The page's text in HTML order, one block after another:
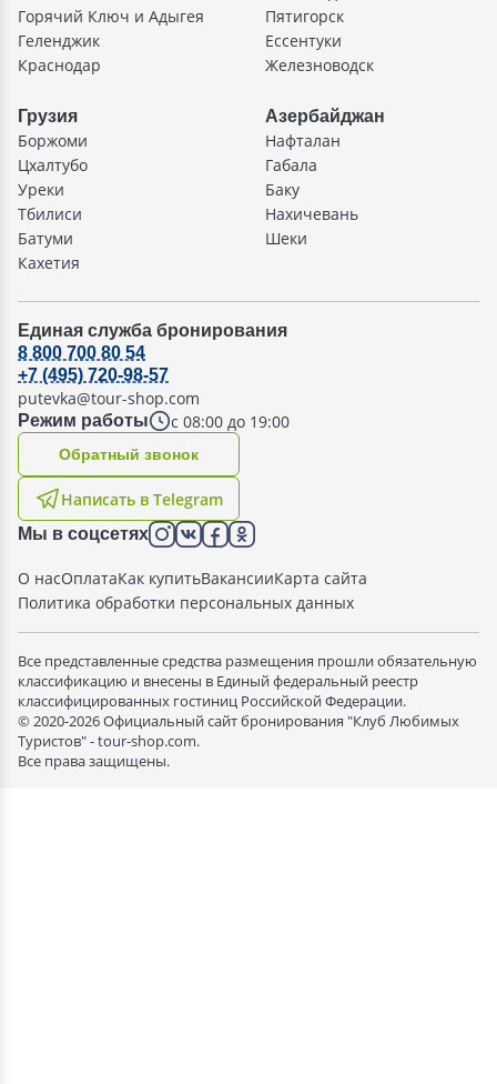
Горячий Ключ и Адыгея
Геленджик
Краснодар
Пятигорск
Ессентуки
Железноводск
Грузия
Боржоми
Цхалтубо
Уреки
Тбилиси
Батуми
Кахетия
Азербайджан
Нафталан
Габала
Баку
Нахичевань
Шеки
Единая служба бронирования
Режим работы с 08:00 до 19:00
8 800 700 80 54
+7 (495) 720-98-57
putevka@tour-shop.com
Написать в Telegram
Oбратный звонок
Мы в соцсетях
О насОплатаКак купитьВакансииКарта сайта
Политика обработки персональных данных
Все представленные средства размещения прошли обязательную
классификацию и внесены в Единый федеральный реестр
классифицированных гостиниц Российской Федерации.
© 2020-2026 Официальный сайт бронирования "Клуб Любимых
Туристов" - tour-shop.com.
Все права защищены.